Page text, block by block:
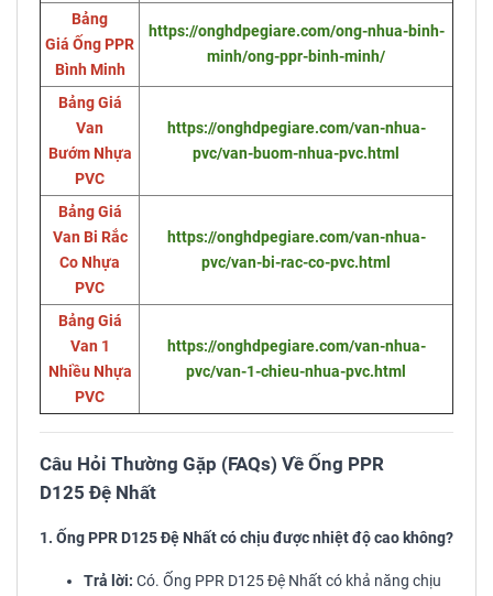
Bảng
Giá Ống PPR
Bình Minh
https://onghdpegiare.com/ong-nhua-binh-
minh/ong-ppr-binh-minh/
Bảng Giá
Van
Bướm Nhựa
PVC
https://onghdpegiare.com/van-nhua-
pvc/van-buom-nhua-pvc.html
Bảng Giá
Van Bi Rắc
Co Nhựa
PVC
https://onghdpegiare.com/van-nhua-
pvc/van-bi-rac-co-pvc.html
Bảng Giá
Van 1
Nhiều Nhựa
PVC
https://onghdpegiare.com/van-nhua-
pvc/van-1-chieu-nhua-pvc.html
Câu Hỏi Thường Gặp (FAQs) Về Ống PPR
D125 Đệ Nhất
1. Ống PPR D125 Đệ Nhất có chịu được nhiệt độ cao không?
Trả lời: Có. Ống PPR D125 Đệ Nhất có khả năng chịu